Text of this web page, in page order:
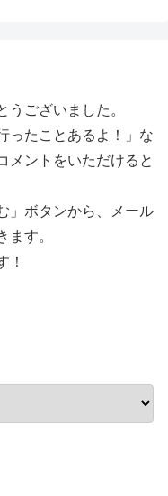
うございました。
ったことあるよ！」な
メントをいただけると
」ボタンから、メール
ます。
！